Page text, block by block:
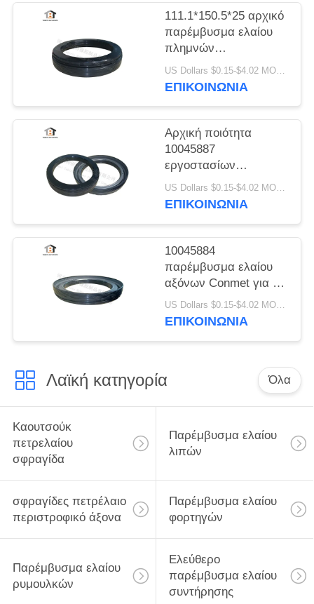
111.1*150.5*25 αρχικό
παρέμβυσμα ελαίου
πλημνών
εργοστασίων
εφαρμόσιμο στον
US Dollars $0.15-$4.02 MOQ:20 τεμάχια
ΕΠΙΚΟΙΝΩΝΙΑ
Αρχική ποιότητα
10045887
εργοστασίων
παρέμβυσμα ελαίου
πλημνών ροδών για το
121x160.5x28.5 HNBR
Conmet
US Dollars $0.15-$4.02 MOQ:20 τεμάχια
ΕΠΙΚΟΙΝΩΝΙΑ
10045884
παρέμβυσμα ελαίου
αξόνων Conmet για το
φορτηγό και το
φορτηγό
US Dollars $0.15-$4.02 MOQ:20 τεμάχια
ΕΠΙΚΟΙΝΩΝΙΑ
Λαϊκή κατηγορία Όλα
Καουτσούκ
πετρελαίου
σφραγίδα
Παρέμβυσμα ελαίου
λιπών
σφραγίδες πετρέλαιο
περιστροφικό άξονα
Παρέμβυσμα ελαίου
φορτηγών
Παρέμβυσμα ελαίου
ρυμουλκών
Ελεύθερο
παρέμβυσμα ελαίου
συντήρησης